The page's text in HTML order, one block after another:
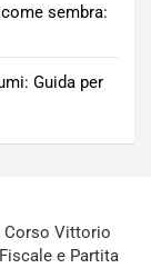
sembra:
Guida per
Corso Vittorio
e Partita